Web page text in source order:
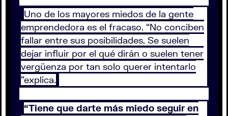
Uno de los mayores miedos de la gente
emprendedora es el fracaso. “No conciben
fallar entre sus posibilidades. Se suelen
dejar influir por el qué dirán o suelen tener
vergüenza por tan solo querer intentarlo
”explica.
“Tiene que darte más miedo seguir en